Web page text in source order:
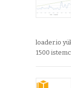
loader.io
1500